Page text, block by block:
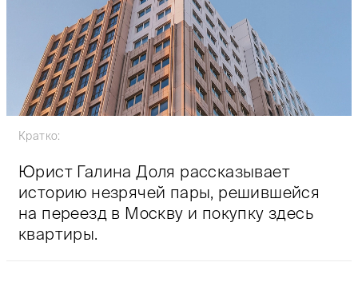
Кратко:
Юрист Галина Доля рассказывает
историю незрячей пары, решившейся
на переезд в Москву и покупку здесь
квартиры.